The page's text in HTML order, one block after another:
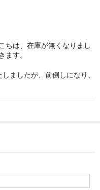
ちは、在庫が無くなりまし
ます。
ましたが、前倒しになり、